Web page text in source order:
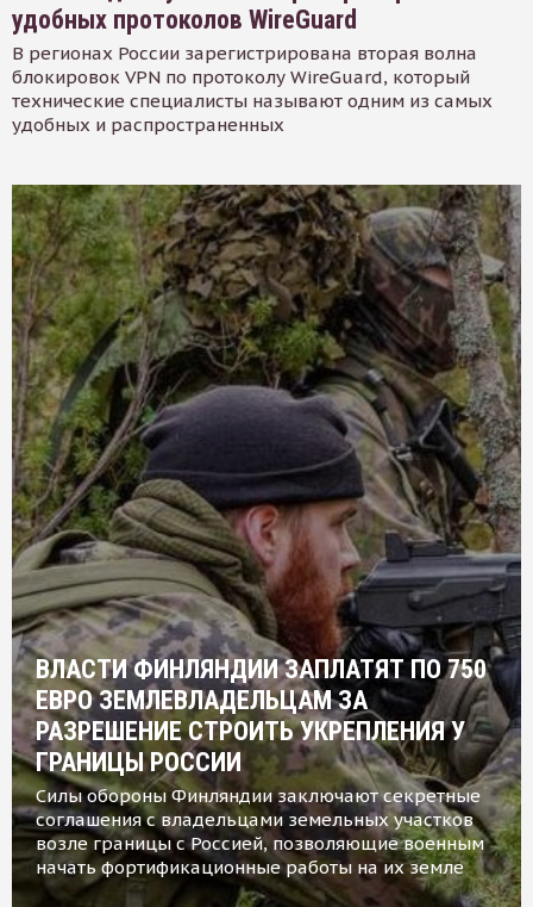
удобных протоколов WireGuard
В регионах России зарегистрирована вторая волна
блокировок VPN по протоколу WireGuard, который
технические специалисты называют одним из самых
удобных и распространенных
ВЛАСТИ ФИНЛЯНДИИ ЗАПЛАТЯТ ПО 750
ЕВРО ЗЕМЛЕВЛАДЕЛЬЦАМ ЗА
РАЗРЕШЕНИЕ СТРОИТЬ УКРЕПЛЕНИЯ У
ГРАНИЦЫ РОССИИ
Силы обороны Финляндии заключают секретные
соглашения с владельцами земельных участков
возле границы с Россией, позволяющие военным
начать фортификационные работы на их земле